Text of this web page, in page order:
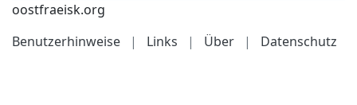
oostfraeisk.org
Benutzerhinweise
| Links | Über | Datenschutz